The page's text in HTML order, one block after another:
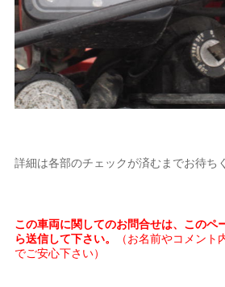
詳細は各部のチェックが済むまでお待ち
この車両に関してのお問合せは、このペ
ら送信して下さい。
（お名前やコメン
でご安心下さい）